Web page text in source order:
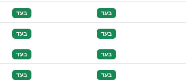
בעד בעד
בעד בעד
בעד בעד
בעד בעד